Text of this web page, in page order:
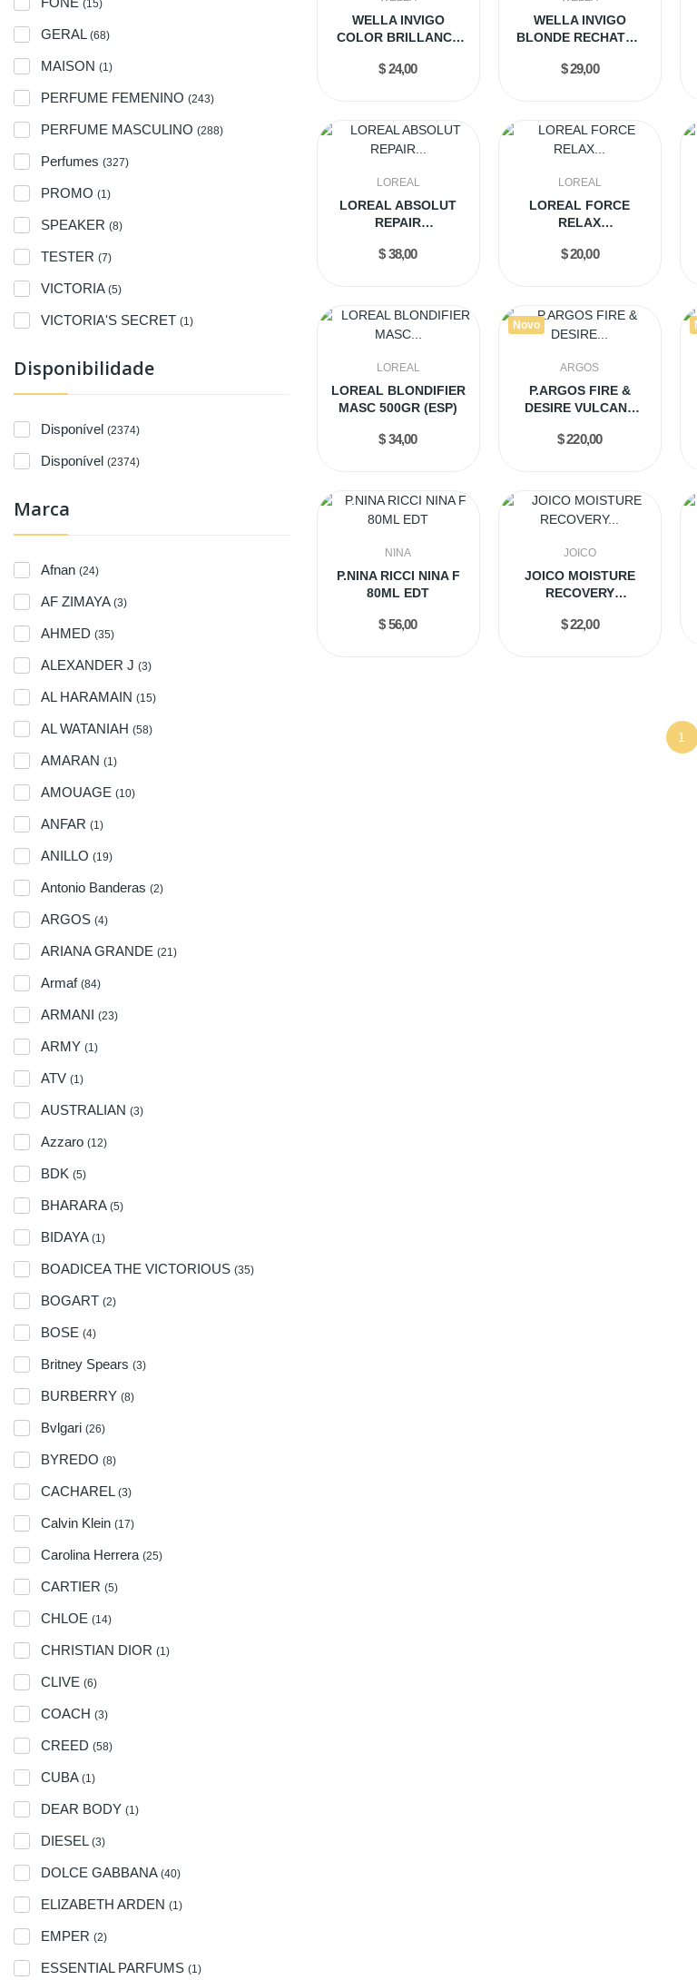
(15)
GERAL (68)
MAISON (1)
PERFUME FEMENINO (243)
PERFUME MASCULINO (288)
Perfumes (327)
PROMO (1)
SPEAKER (8)
TESTER (7)
VICTORIA (5)
VICTORIA'S SECRET (1)
Disponibilidade
Disponível (2374)
Disponível (2374)
Marca
Afnan (24)
AF ZIMAYA (3)
AHMED (35)
ALEXANDER J (3)
AL HARAMAIN (15)
AL WATANIAH (58)
AMARAN (1)
AMOUAGE (10)
ANFAR (1)
ANILLO (19)
Antonio Banderas (2)
ARGOS (4)
ARIANA GRANDE (21)
Armaf (84)
ARMANI (23)
ARMY (1)
ATV (1)
AUSTRALIAN (3)
Azzaro (12)
BDK (5)
BHARARA (5)
BIDAYA (1)
BOADICEA THE VICTORIOUS (35)
BOGART (2)
BOSE (4)
Britney Spears (3)
BURBERRY (8)
Bvlgari (26)
BYREDO (8)
CACHAREL (3)
Calvin Klein (17)
Carolina Herrera (25)
CARTIER (5)
CHLOE (14)
CHRISTIAN DIOR (1)
CLIVE (6)
COACH (3)
CREED (58)
CUBA (1)
DEAR BODY (1)
DIESEL (3)
DOLCE GABBANA (40)
ELIZABETH ARDEN (1)
EMPER (2)
ESSENTIAL PARFUMS (1)
WELLA INVIGO
COLOR BRILLANCE
$ 24,00
WELLA INVIGO
BLONDE RECHATGE
$ 29,00
LOREAL
LOREAL ABSOLUT
REPAIR
500ML
$ 38,00
LOREAL
LOREAL FORCE
RELAX
1.5L (BR)
$ 20,00
LOREAL
LOREAL BLONDIFIER
MASC 500GR (ESP)
$ 34,00
Novo
ARGOS
P.ARGOS FIRE &
DESIRE VULCANS
$ 220,00
NINA
P.NINA RICCI NINA F
80ML EDT
$ 56,00
JOICO
JOICO MOISTURE
RECOVERY
$ 22,00
1